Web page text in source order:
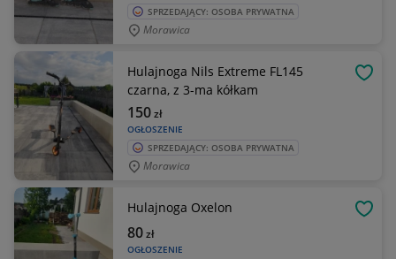
SPRZEDAJĄCY: OSOBA PRYWATNA
Morawica
Hulajnoga Nils Extreme FL145
czarna, z 3-ma kółkam
OGŁOSZENIE
150zł
SPRZEDAJĄCY: OSOBA PRYWATNA
Morawica
Hulajnoga Oxelon
OGŁOSZENIE
80zł